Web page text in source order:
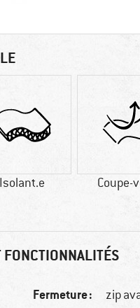
Isolant.e Coupe-
Fermeture : zip